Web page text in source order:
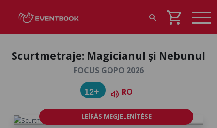
search shopping_cart
Scurtmetraje: Magicianul și Nebunul
FOCUS GOPO 2026
12+ volume_up RO
LEÍRÁS MEGJELENÍTÉSE